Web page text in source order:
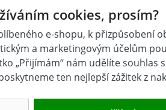
Výhodou je zlepšené vyvážení a
instalatéry a jiné řemeslníky. Má
PIla je bez akumulátoru
Ah je možné dokoupit zvlášť.
cookies, prosím?
e-shopu, k přizpůsobení
a marketingovým účelům
„Přijímám“ nám udělíte souhlas
ten nejlepší zážitek z